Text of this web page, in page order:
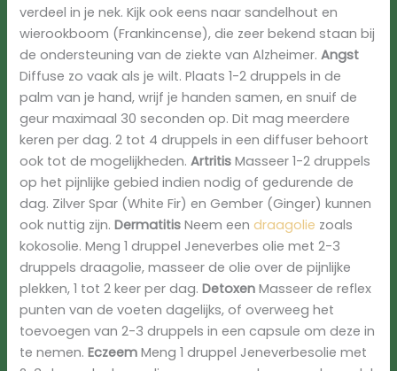
verdeel in je nek. Kijk ook eens naar sandelhout en
wierookboom (Frankincense), die zeer bekend staan bij
de ondersteuning van de ziekte van Alzheimer.Angst
Diffuse zo vaak als je wilt. Plaats 1-2 druppels in de
palm van je hand, wrijf je handen samen, en snuif de
geur maximaal 30 seconden op. Dit mag meerdere
keren per dag. 2 tot 4 druppels in een diffuser behoort
ook tot de mogelijkheden.Artritis Masseer 1-2 druppels
op het pijnlijke gebied indien nodig of gedurende de
dag. Zilver Spar (White Fir) en Gember (Ginger) kunnen
ook nuttig zijn.Dermatitis Neem eendraagolie zoals
kokosolie. Meng 1 druppel Jeneverbes olie met 2-3
druppels draagolie, masseer de olie over de pijnlijke
plekken, 1 tot 2 keer per dag.Detoxen Masseer de reflex
punten van de voeten dagelijks, of overweeg het
toevoegen van 2-3 druppels in een capsule om deze in
te nemen.Eczeem Meng 1 druppel Jeneverbesolie met